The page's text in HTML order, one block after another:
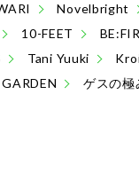
Novelbright
10-FEET
Tani Yuuki
ゲスの極